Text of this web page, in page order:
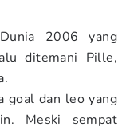
2006 yang
ditemani Pille,
goal dan leo yang
Meski sempat